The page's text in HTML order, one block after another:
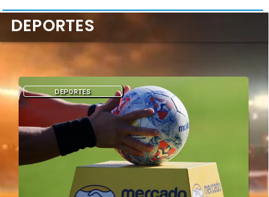
DEPORTES
DEPORTES